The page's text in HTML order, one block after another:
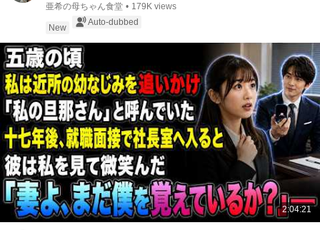
亜希の母ちゃん食堂 • 179K views
New
Auto-dubbed
2:04:21